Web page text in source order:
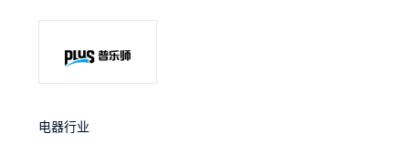
电器行业